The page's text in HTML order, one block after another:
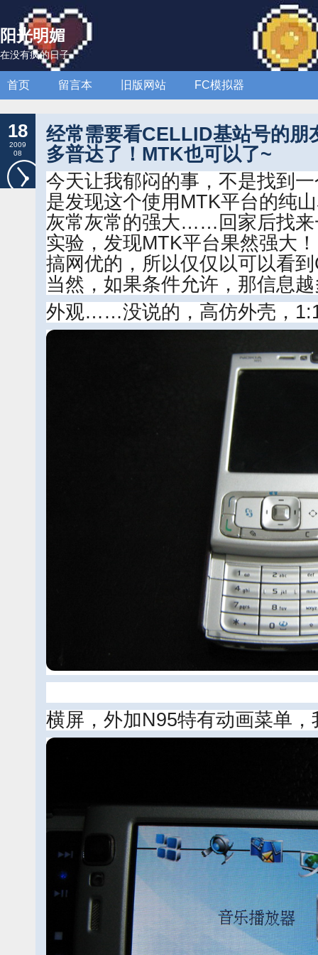
阳光明媚
在没有疯的日子
首页 留言本 旧版网站 FC模拟器
18
2009
08
经常需要看CELLID基站号的朋
多普达了！MTK也可以了~
今天让我郁闷的事，不是找到
是发现这个使用MTK平台的纯
灰常灰常的强大……回家后找来
实验，发现MTK平台果然强大
搞网优的，所以仅仅以可以看
当然，如果条件允许，那信息
外观……没说的，高仿外壳，
横屏，外加N95特有动画菜单